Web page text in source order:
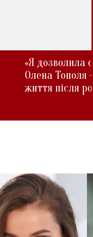
«Я дозволила
Олена Тополя
життя після